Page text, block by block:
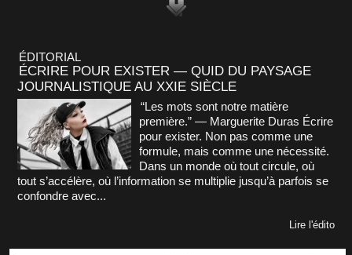
ÉDITORIAL
ÉCRIRE POUR EXISTER — QUID DU PAYSAGE
JOURNALISTIQUE AU XXIE SIÈCLE
“Les mots sont notre matière
première.” — Marguerite Duras Écrire
pour exister. Non pas comme une
formule, mais comme une nécessité.
Dans un monde où tout circule, où
tout s’accélère, où l’information se multiplie jusqu’à parfois se
confondre avec...
Lire l'édito